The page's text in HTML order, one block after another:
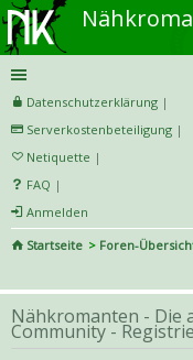
Datenschutzerklärung |
Serverkostenbeteiligung |
Netiquette |
FAQ |
Anmelden
Startseite
Foren-
uc
he
Nähkromanten - Die
Community -